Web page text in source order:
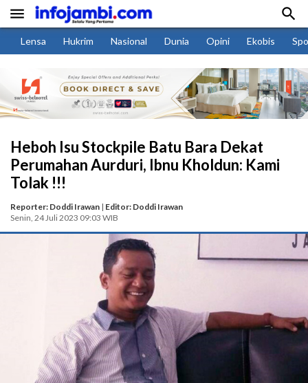
 
Lensa Hukrim Nasional Dunia Opini Ekobis
Heboh Isu Stockpile Batu Bara Dekat
Perumahan Aurduri, Ibnu Kholdun: Kami
Tolak !!!
Reporter: Doddi Irawan | Editor: Doddi Irawan
Senin, 24 Juli 2023 09:03 WIB